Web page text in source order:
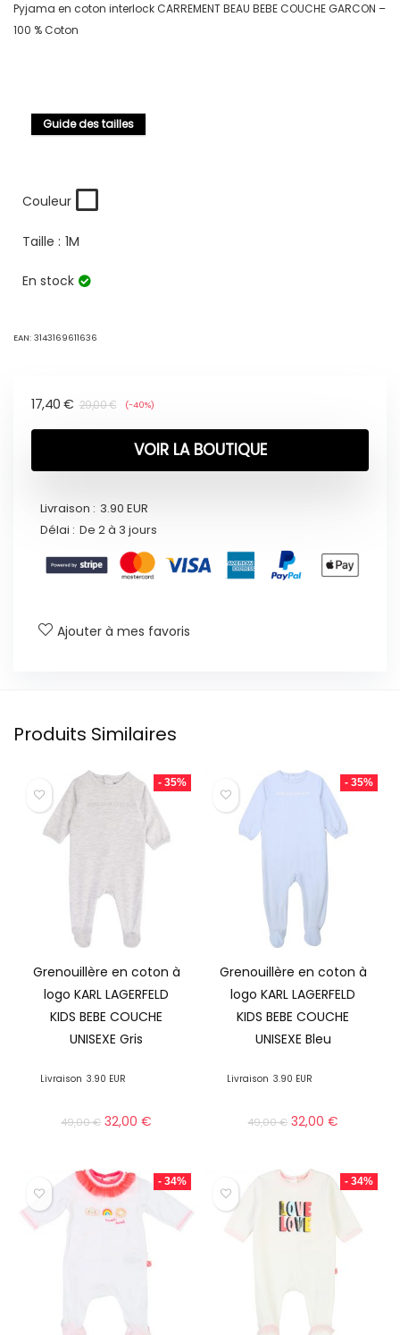
Pyjama en coton interlock CARREMENT BEAU BEBE COUCHE GARCON –
100 % Coton
Guide des tailles
Couleur
Taille : 1M
En stock
EAN: 3143169611636
29,00€
17,40 € (-40%)
VOIR LA BOUTIQUE
Livraison : 3.90 EUR
Délai : De 2 à 3 jours
Ajouter à mes favoris
Produits Similaires
- 35%
Grenouillère en coton à
logo KARL LAGERFELD
KIDS BEBE COUCHE
UNISEXE Gris
Livraison 3.90 EUR
49,00€ 32,00€
- 35%
Grenouillère en coton à
logo KARL LAGERFELD
KIDS BEBE COUCHE
UNISEXE Bleu
Livraison 3.90 EUR
49,00€ 32,00€
- 34% - 34%